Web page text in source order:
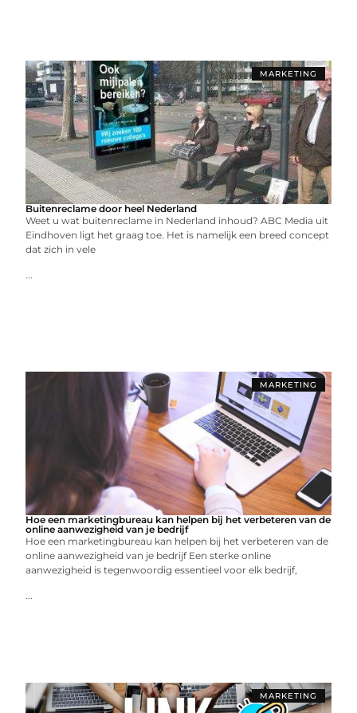
MARKETING
Buitenreclame door heel Nederland
Weet u wat buitenreclame in Nederland inhoud? ABC Media uit
Eindhoven ligt het graag toe. Het is namelijk een breed concept
dat zich in vele
...
MARKETING
Hoe een marketingbureau kan helpen bij het verbeteren van de
online aanwezigheid van je bedrijf
Hoe een marketingbureau kan helpen bij het verbeteren van de
online aanwezigheid van je bedrijf Een sterke online
aanwezigheid is tegenwoordig essentieel voor elk bedrijf,
...
MARKETING